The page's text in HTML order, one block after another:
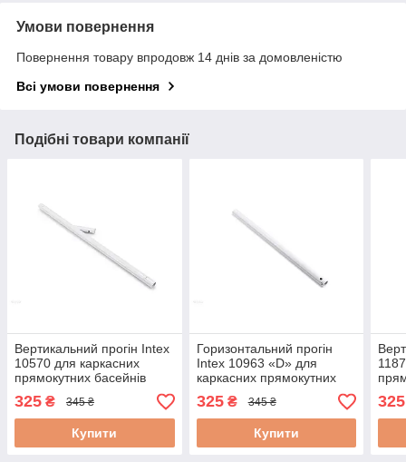
Умови повернення
Повернення товару впродовж 14 днів за домовленістю
Всі умови повернення
Подібні товари компанії
Вертикальний прогін Intex
10570 для каркасних
прямокутних басейнів
Small Frame,Rectangular
frame (28273)
325 ₴ 345 ₴
Купити
Горизонтальний прогін
Intex 10963 «D» для
каркасних прямокутних
басейнів Small Frame
(28271)
325₴ 345 ₴
Купити
325